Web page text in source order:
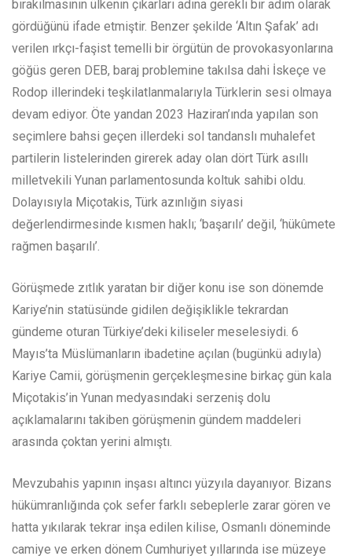
bırakılmasının ülkenin çıkarları adına gerekli bir adım olarak
gördüğünü ifade etmiştir. Benzer şekilde ‘Altın Şafak’ adı
verilen ırkçı-faşist temelli bir örgütün de provokasyonlarına
göğüs geren DEB, baraj problemine takılsa dahi İskeçe ve
Rodop illerindeki teşkilatlanmalarıyla Türklerin sesi olmaya
devam ediyor. Öte yandan 2023 Haziran’ında yapılan son
seçimlere bahsi geçen illerdeki sol tandanslı muhalefet
partilerin listelerinden girerek aday olan dört Türk asıllı
milletvekili Yunan parlamentosunda koltuk sahibi oldu.
Dolayısıyla Miçotakis, Türk azınlığın siyasi
değerlendirmesinde kısmen haklı; ‘başarılı’ değil, ‘hükûmete
rağmen başarılı’.
Görüşmede zıtlık yaratan bir diğer konu ise son dönemde
Kariye’nin statüsünde gidilen değişiklikle tekrardan
gündeme oturan Türkiye’deki kiliseler meselesiydi. 6
Mayıs’ta Müslümanların ibadetine açılan (bugünkü adıyla)
Kariye Camii, görüşmenin gerçekleşmesine birkaç gün kala
Miçotakis’in Yunan medyasındaki serzeniş dolu
açıklamalarını takiben görüşmenin gündem maddeleri
arasında çoktan yerini almıştı.
Mevzubahis yapının inşası altıncı yüzyıla dayanıyor. Bizans
hükümranlığında çok sefer farklı sebeplerle zarar gören ve
hatta yıkılarak tekrar inşa edilen kilise, Osmanlı döneminde
camiye ve erken dönem Cumhuriyet yıllarında ise müzeye